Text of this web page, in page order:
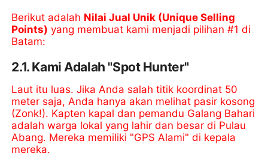
Berikut adalah Nilai Jual Unik (Unique Selling
Points) yang membuat kami menjadi pilihan #1 di
Batam:
2.1. Kami Adalah "Spot Hunter"
Laut itu luas. Jika Anda salah titik koordinat 50
meter saja, Anda hanya akan melihat pasir kosong
(Zonk!). Kapten kapal dan pemandu Galang Bahari
adalah warga lokal yang lahir dan besar di Pulau
Abang. Mereka memiliki "GPS Alami" di kepala
mereka.